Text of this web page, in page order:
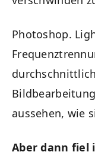
Photoshop.
aussehen, wie
Aber dann fiel